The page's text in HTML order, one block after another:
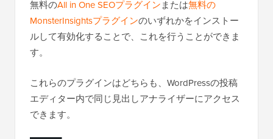
無料のAll in One SEOプラグインまたは無料の
MonsterInsightsプラグインのいずれかをインストー
ルして有効化することで、これを行うことができま
す。
これらのプラグインはどちらも、WordPressの投稿
エディター内で同じ見出しアナライザーにアクセス
できます。